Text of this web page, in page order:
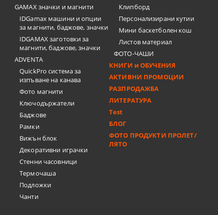
GAMAX значки и магнити
IDGamax машини и опции
за магнити, баджове, значки
IDGAMAX заготовки за
магнити, баджове, значки
ADVENTA
QuickPro система за
изпъване на канава
Фото магнити
Ключодържатели
Баджове
Рамки
Вижън блок
Декоративни играчки
Стенни часовници
Термочашa
Подложки
Чанти
Клипборд
Персонализирани кутии
Мини баскетболен кош
Листов материал
ФОТО-ЧАШИ
КНИГИ и ОБУЧЕНИЯ
АКТИВНИ ПРОМОЦИИ
РАЗПРОДАЖБА
ЛИТЕРАТУРА
Test
БЛОГ
ФОТО ПРОДУКТИ ПРОЛЕТ/
ЛЯТО